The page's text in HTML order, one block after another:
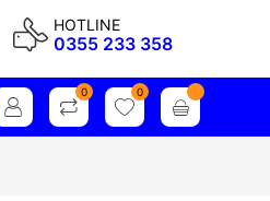
HOTLINE
0355 233 358
0 0